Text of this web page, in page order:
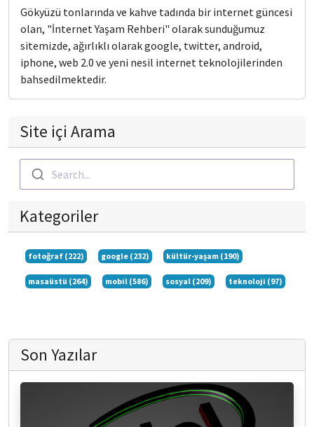
Gökyüzü tonlarında ve kahve tadında bir internet güncesi
olan, "İnternet Yaşam Rehberi" olarak sunduğumuz
sitemizde, ağırlıklı olarak google, twitter, android,
iphone, web 2.0 ve yeni nesil internet teknolojilerinden
bahsedilmektedir.
Site içi Arama
Search...
Kategoriler
fotoğraf (222) google (232) kültür-yaşam (190)
masaüstü (264) mobil (586) sosyal (209) teknoloji (97)
Son Yazılar